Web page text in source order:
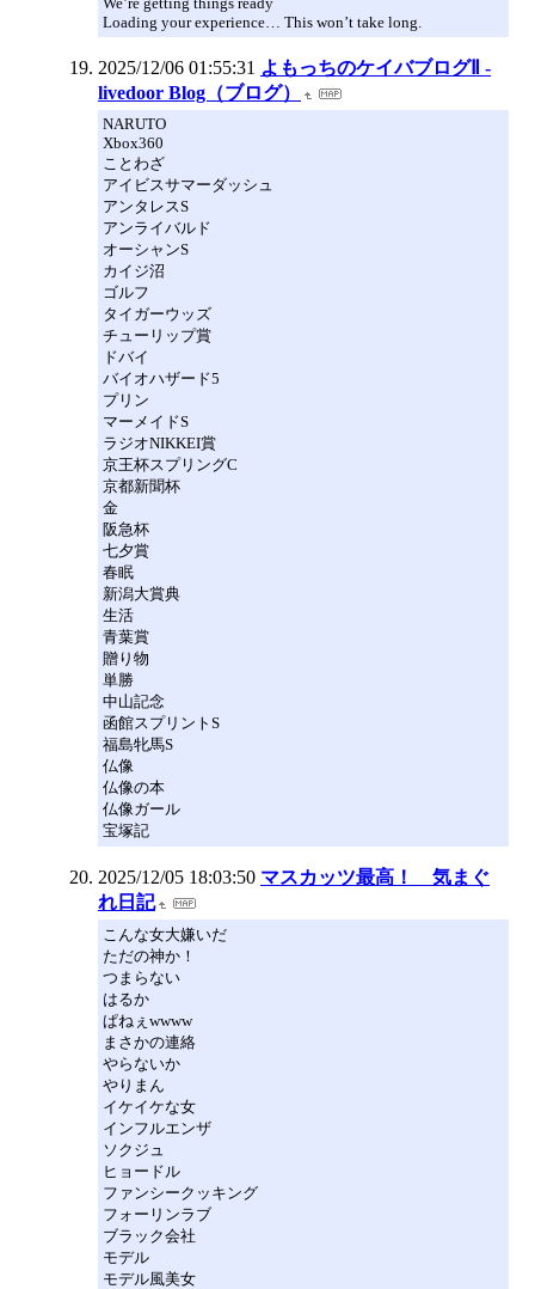
Loading your experience… This won’t take long.
2025/12/06 01:55:31 よもっちのケイバブログⅡ -
livedoor Blog（ブログ）
NARUTO
Xbox360
ことわざ
アイビスサマーダッシュ
アンタレスS
アンライバルド
オーシャンS
カイジ沼
ゴルフ
タイガーウッズ
チューリップ賞
ドバイ
バイオハザード5
プリン
マーメイドS
ラジオNIKKEI賞
京王杯スプリングC
京都新聞杯
金
阪急杯
七夕賞
春眠
新潟大賞典
生活
青葉賞
贈り物
単勝
中山記念
函館スプリントS
福島牝馬S
仏像
仏像の本
仏像ガール
宝塚記
2025/12/05 18:03:50 マスカッツ最高！ 気まぐ
れ日記
こんな女大嫌いだ
ただの神か！
つまらない
はるか
ぱねぇwwww
まさかの連絡
やらないか
やりまん
イケイケな女
インフルエンザ
ソクジュ
ヒョードル
ファンシークッキング
フォーリンラブ
ブラック会社
モデル
モデル風美女